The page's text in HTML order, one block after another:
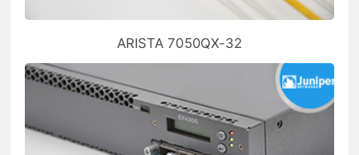
ARISTA 7050QX-32